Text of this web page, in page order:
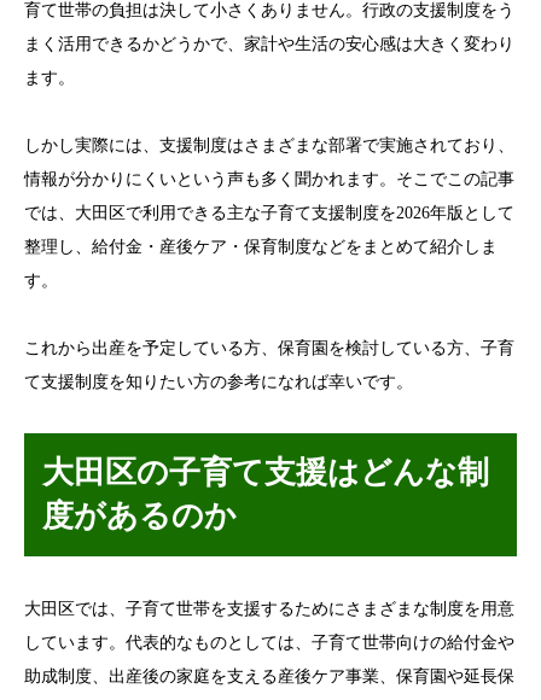
育て世帯の負担は決して小さくありません。行政の支援制度をう
まく活用できるかどうかで、家計や生活の安心感は大きく変わり
ます。
しかし実際には、支援制度はさまざまな部署で実施されており、
情報が分かりにくいという声も多く聞かれます。そこでこの記事
では、大田区で利用できる主な子育て支援制度を2026年版として
整理し、給付金・産後ケア・保育制度などをまとめて紹介しま
す。
これから出産を予定している方、保育園を検討している方、子育
て支援制度を知りたい方の参考になれば幸いです。
大田区の子育て支援はどんな制
度があるのか
大田区では、子育て世帯を支援するためにさまざまな制度を用意
しています。代表的なものとしては、子育て世帯向けの給付金や
助成制度、出産後の家庭を支える産後ケア事業、保育園や延長保